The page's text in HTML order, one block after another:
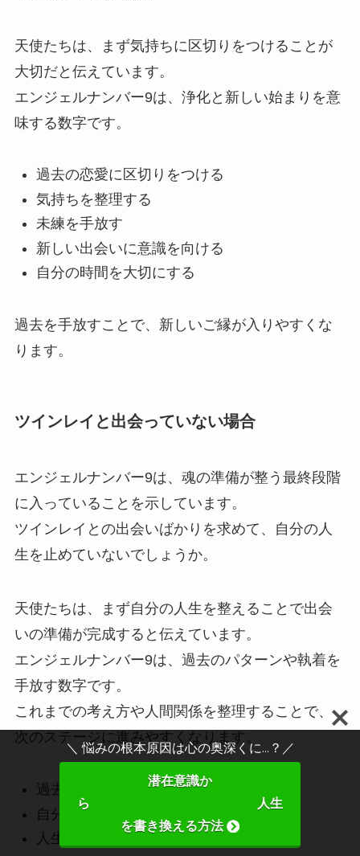
天使たちは、まず気持ちに区切りをつけることが
大切だと伝えています。
エンジェルナンバー9は、浄化と新しい始まりを意
味する数字です。
過去の恋愛に区切りをつける
気持ちを整理する
未練を手放す
新しい出会いに意識を向ける
自分の時間を大切にする
過去を手放すことで、新しいご縁が入りやすくな
ります。
ツインレイと出会っていない場合
エンジェルナンバー9は、魂の準備が整う最終段階
に入っていることを示しています。
ツインレイとの出会いばかりを求めて、自分の人
生を止めていないでしょうか。
天使たちは、まず自分の人生を整えることで出会
いの準備が完成すると伝えています。
エンジェルナンバー9は、過去のパターンや執着を
手放す数字です。
これまでの考え方や人間関係を整理することで、
次のステージに進みやすくなります。
過去の恋愛パターンを手放す
自分の価値観を見直す
人生の方向を整理する
＼ 悩みの根本原因は心の奥深くに...？／
潜在意識か
ら 人生
を書き換える方法